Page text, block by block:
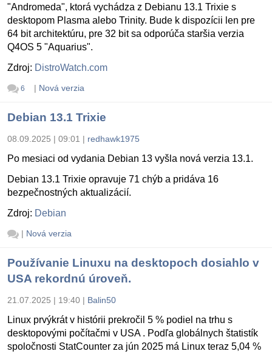
"Andromeda", ktorá vychádza z Debianu 13.1 Trixie s
desktopom Plasma alebo Trinity. Bude k dispozícii len pre
64 bit architektúru, pre 32 bit sa odporúča staršia verzia
Q4OS 5 "Aquarius".
Zdroj: DistroWatch.com
6 | Nová verzia
Debian 13.1 Trixie
08.09.2025 | 09:01 | redhawk1975
Po mesiaci od vydania Debian 13 vyšla nová verzia 13.1.
Debian 13.1 Trixie opravuje 71 chýb a pridáva 16
bezpečnostných aktualizácií.
Zdroj: Debian
| Nová verzia
Používanie Linuxu na desktopoch dosiahlo v
USA rekordnú úroveň.
21.07.2025 | 19:40 | Balin50
Linux prvýkrát v histórii prekročil 5 % podiel na trhu s
desktopovými počítačmi v USA . Podľa globálnych štatistík
spoločnosti StatCounter za jún 2025 má Linux teraz 5,04 %